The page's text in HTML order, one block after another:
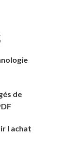
de
l achat